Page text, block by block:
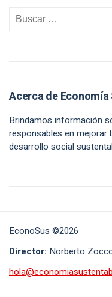
Acerca de
Brindamos información
responsables en mejorar
desarrollo social
EconoSus ©2026
Director: Norberto